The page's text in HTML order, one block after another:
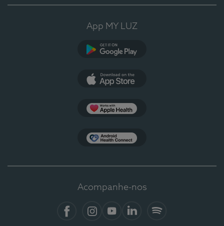
App MY LUZ
Acompanhe-nos